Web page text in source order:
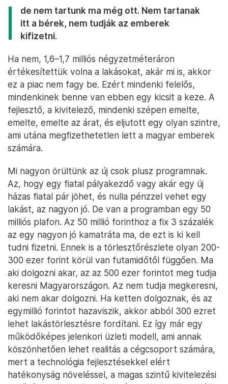
de nem tartunk ma még ott. Nem tartanak
itt a bérek, nem tudják az emberek
kifizetni.
Ha nem, 1,6–1,7 milliós négyzetméteráron
értékesítettük volna a lakásokat, akár mi is, akkor
ez a piac nem fagy be. Ezért mindenki felelős,
mindenkinek benne van ebben egy kicsit a keze. A
fejlesztő, a kivitelező, mindenki szépen emelte,
emelte, emelte az árat, és eljutott egy olyan szintre,
ami utána megfizethetetlen lett a magyar emberek
számára.
Mi nagyon örültünk az új csok plusz programnak.
Az, hogy egy fiatal pályakezdő vagy akár egy új
házas fiatal pár jöhet, és nulla pénzzel vehet egy
lakást, az nagyon jó. De van a programban egy 50
milliós plafon. Az 50 millió forinthoz a fix 3 százalék
az egy nagyon jó kamatráta ma, de ezt is ki kell
tudni fizetni. Ennek is a törlesztőrészlete olyan 200-
300 ezer forint körül van futamidőtől függően. Ma
aki dolgozni akar, az az 500 ezer forintot meg tudja
keresni Magyarországon. Az nem tudja megkeresni,
aki nem akar dolgozni. Ha ketten dolgoznak, és az
egymillió forintot hazaviszik, akkor abból 300 ezret
lehet lakástörlesztésre fordítani. Ez így már egy
működőképes jelenkori üzleti modell, ami annak
köszönhetően lehet realitás a cégcsoport számára,
mert a technológia fejlesztésekkel elért
hatékonyság növeléssel, a magas szintű kivitelezési